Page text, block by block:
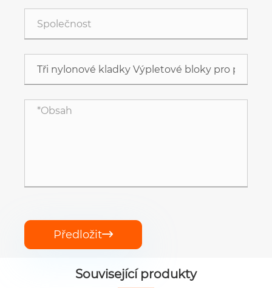
Předložit
Související produkty